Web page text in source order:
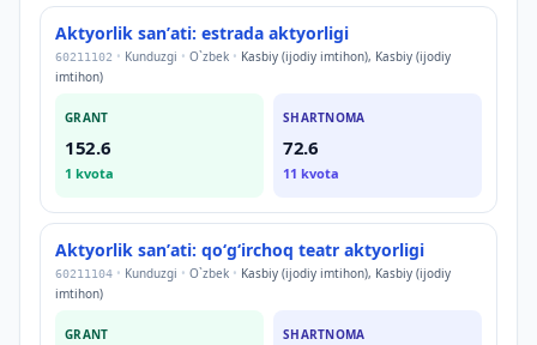
Aktyorlik sanʼati: estrada aktyorligi
60211102 • Kunduzgi • O`zbek • Kasbiy (ijodiy imtihon), Kasbiy (ijodiy
imtihon)
GRANT
152.6
1 kvota
SHARTNOMA
72.6
11 kvota
Aktyorlik sanʼati: qoʻgʻirchoq teatr aktyorligi
60211104 • Kunduzgi • O`zbek • Kasbiy (ijodiy imtihon), Kasbiy (ijodiy
imtihon)
GRANT SHARTNOMA